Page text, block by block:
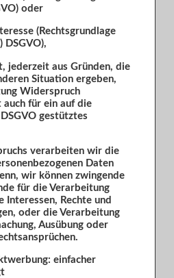
oder
(Rechtsgrundlage
DSGVO),
jederzeit aus Gründen, die
Situation ergeben,
Widerspruch
auch für ein auf die
gestütztes
verarbeiten wir die
Daten
wir können zwingende
für die Verarbeitung
Interessen, Rechte und
oder die Verarbeitung
Ausübung oder
einfacher